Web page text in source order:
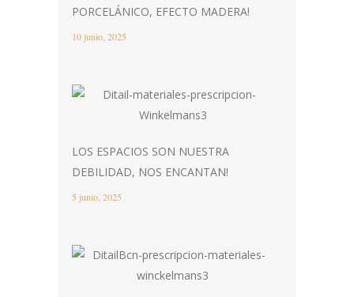
PORCELÁNICO, EFECTO MADERA!
10 junio, 2025
LOS ESPACIOS SON NUESTRA
DEBILIDAD, NOS ENCANTAN!
5 junio, 2025